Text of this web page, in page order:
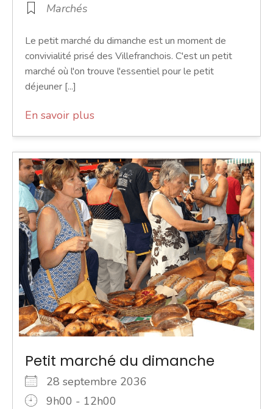
Marchés
Le petit marché du dimanche est un moment de
convivialité prisé des Villefranchois. C'est un petit
marché où l'on trouve l'essentiel pour le petit
déjeuner [...]
En savoir plus
Petit marché du dimanche
28 septembre 2036
9h00 - 12h00